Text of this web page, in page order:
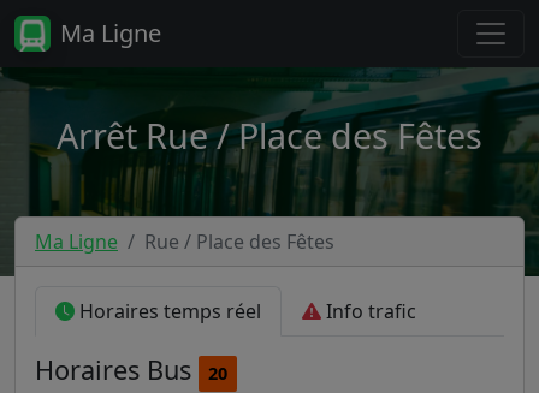
Ma Ligne
Arrêt Rue / Place des Fêtes
Ma Ligne Rue / Place des Fêtes
Horaires temps réel Info trafic
Horaires Bus 20